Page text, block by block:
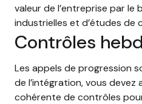
valeur de l’entreprise par le
industrielles et d’études de
Contrôles
Les appels de progression
de l’intégration, vous devez
cohérente de contrôles